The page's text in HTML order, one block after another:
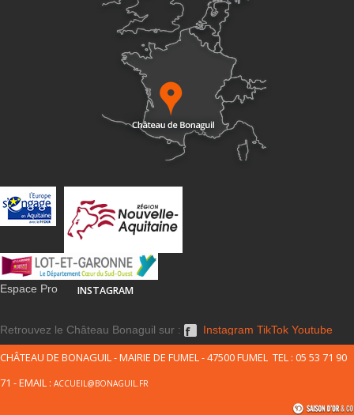
Espace Pro INSTAGRAM
Retrouvez le Château Bonaguil sur : Instagram TikTok Youtube
CHÂTEAU DE BONAGUIL - MAIRIE DE FUMEL - 47500 FUMEL TEL : 05 53 71 90
71 - EMAIL : ACCUEIL@BONAGUIL.FR